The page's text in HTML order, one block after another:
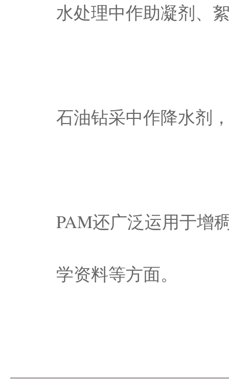
水处理中作助凝剂、
石油钻采中作降水剂
PAM还广泛运用于增
学资料等方面。